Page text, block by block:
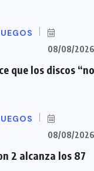
08/08/2026
que los discos “no
08/08/2026
2 alcanza los 87